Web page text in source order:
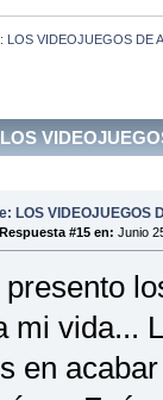
LOS VIDEOJUEGOS DE
LOS VIDEOJUEGOS
Respuesta #15 en: Junio
presento
mi vida...
en